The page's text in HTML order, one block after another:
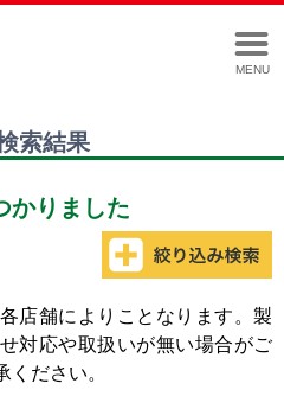
MENU
索結果
かりました
店舗によりことなります。製
対応や取扱いが無い場合がご
ください。